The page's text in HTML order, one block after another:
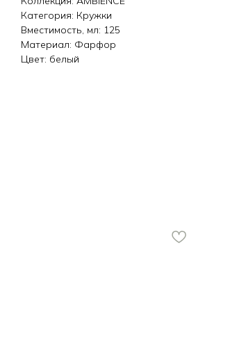
Категория: Кружки
Вместимость, мл: 125
Материал: Фарфор
Цвет: белый